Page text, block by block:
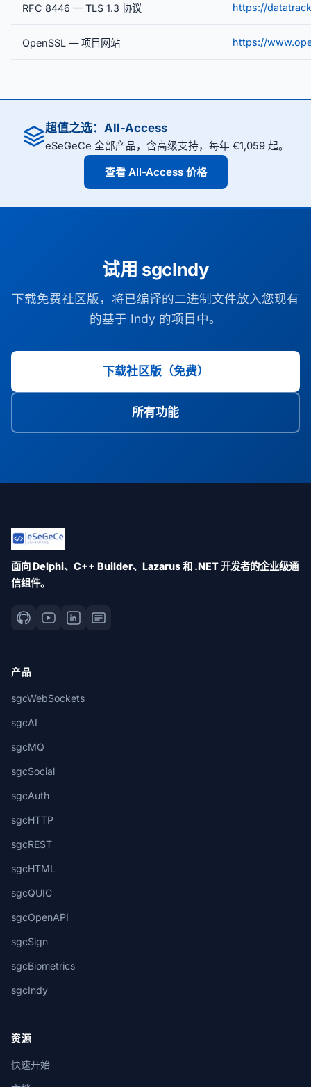
RFC 8446 — TLS 1.3 协议 https://
OpenSSL — 项目网站 https://
超值之选：All-Access
eSeGeCe 全部产品，含高级支持，每年 €1,059 起。
查看 All-Access 价格
试用 sgcIndy
下载免费社区版，将已编译的二进制文件放入您现有
的基于 Indy 的项目中。
下载社区版（免费）
所有功能
面向 Delphi、C++ Builder、Lazarus 和 .NET 开发者的企业级通
信组件。
产品
sgcWebSockets
sgcAI
sgcMQ
sgcSocial
sgcAuth
sgcHTTP
sgcREST
sgcHTML
sgcQUIC
sgcOpenAPI
sgcSign
sgcBiometrics
sgcIndy
资源
快速开始